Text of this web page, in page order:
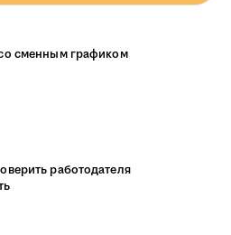
сменным графиком
работодателя